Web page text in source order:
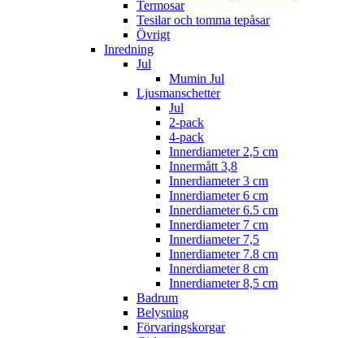
Termosar
Tesilar och tomma tepåsar
Övrigt
Inredning
Jul
Mumin Jul
Ljusmanschetter
Jul
2-pack
4-pack
Innerdiameter 2,5 cm
Innermått 3,8
Innerdiameter 3 cm
Innerdiameter 6 cm
Innerdiameter 6.5 cm
Innerdiameter 7 cm
Innerdiameter 7,5
Innerdiameter 7.8 cm
Innerdiameter 8 cm
Innerdiameter 8,5 cm
Badrum
Belysning
Förvaringskorgar